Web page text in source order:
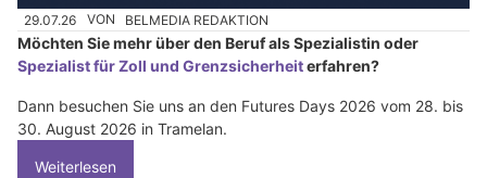
29.07.26 VON BELMEDIA REDAKTION
Möchten Sie mehr über den Beruf als Spezialistin oder
Spezialist für Zoll und Grenzsicherheiterfahren?
Dann besuchen Sie uns an den Futures Days 2026 vom 28. bis
30. August 2026 in Tramelan.
Weiterlesen